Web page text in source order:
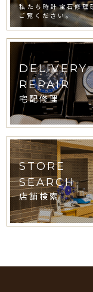
私たち時計宝石修理
ご覧ください。
DELIVERY
REPAIR
宅配修理
STORE
SEARCH
店舗検索